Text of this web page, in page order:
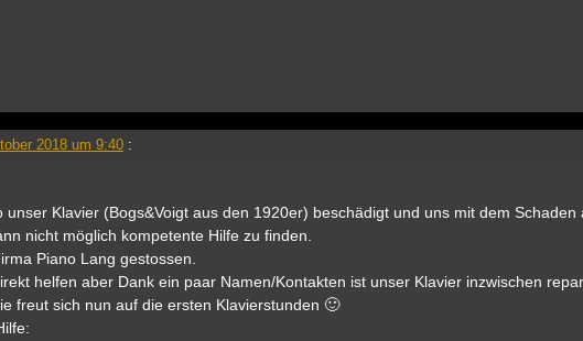
2018 um 9:40 :
Klavier (Bogs&Voigt aus den 1920er) beschädigt und uns mit dem Schaden
nicht möglich kompetente Hilfe zu finden.
Piano Lang gestossen.
helfen aber Dank ein paar Namen/Kontakten ist unser Klavier inzwischen
freut sich nun auf die ersten Klavierstunden 🙂